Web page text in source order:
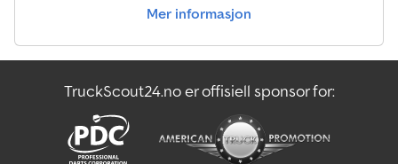
Mer informasjon
TruckScout24.no er offisiell sponsor for: